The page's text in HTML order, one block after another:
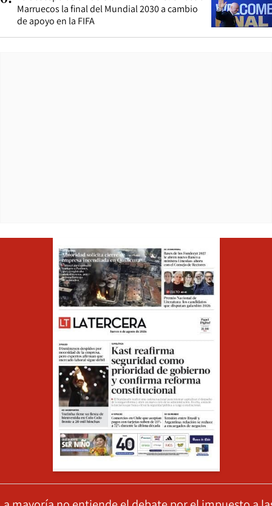
Marruecos la final del Mundial 2030 a cambio
de apoyo en la FIFA